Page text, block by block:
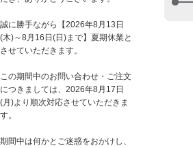
誠に勝手ながら【2026年8月13日
(木)～8月16日(日)まで】夏期休業と
させていただきます。
この期間中のお問い合わせ・ご注文
につきましては、2026年8月17日
(月)より順次対応させていただきま
す。
期間中は何かとご迷惑をおかけし、